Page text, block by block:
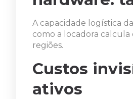
A capacidade logística
como a locadora calcula
regiões.
Custos
ativos